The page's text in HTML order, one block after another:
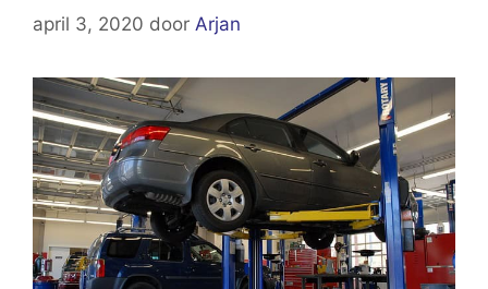
april 3, 2020 door Arjan